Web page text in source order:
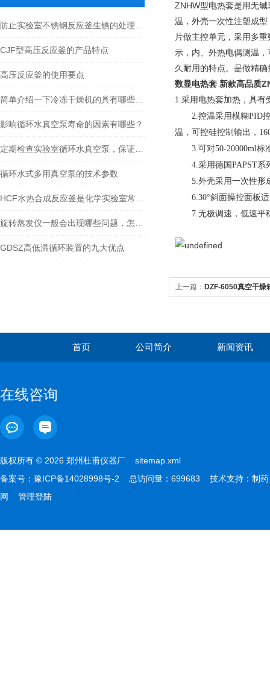
CJF型高压反应釜的产品特点
高压反应釜的使用要点
影响循环水真空泵寿命的因素有哪些？
循环水式多用真空泵的技术参数
GDSZ高低温循环装置的九大优点
ZNHW型电热套是用无
温，外壳一次性注塑成
片做主控单元，采用多
示，内、外热电偶测温
久耐用的特点。是做精
数显电热套 新款高品质
1.采用电热套加热，具有
2.控温采用模糊PID
温，可控硅控制输出，
3.可对50-20000ml标
4.采用德国PAPST系
5.外壳采用一次性形
6.30°斜面操控面板
7.无极调速，低速平
上一篇： DZF-6050真空干燥
首页 公司简介 新闻资讯
在线咨询
版权所有 © 2026 郑州杜甫仪器厂 sitemap.xml
备案号： 豫ICP备14028998号-2 总访问量：699683 技术支持： 制药
网
管理登陆